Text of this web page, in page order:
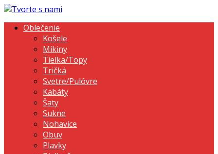
Oblečenie
Košele
Mikiny
Tielka/Topy
Tričká
Svetre/Pulóvre
Kabáty
Šaty
Sukne
Nohavice
Obuv
Plavky